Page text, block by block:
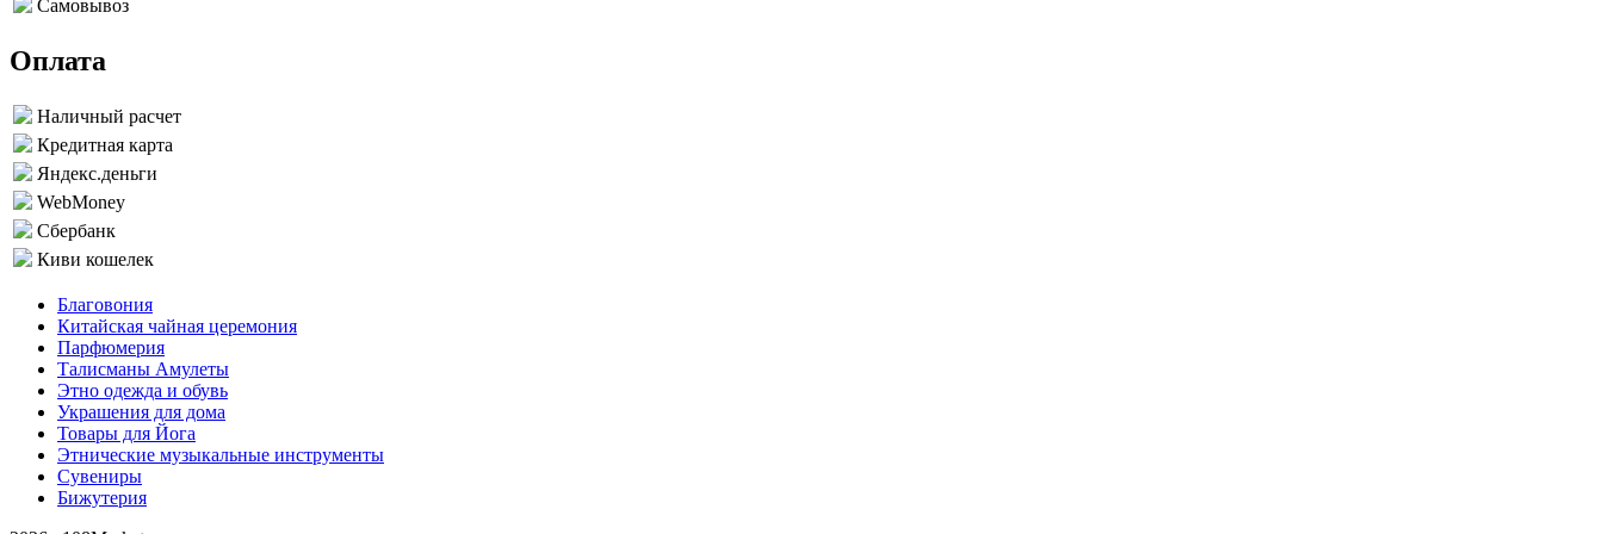
Самовывоз
Оплата
Наличный расчет
Кредитная карта
Яндекс.деньги
WebMoney
Сбербанк
Киви кошелек
Благовония
Китайская чайная церемония
Парфюмерия
Талисманы Амулеты
Этно одежда и обувь
Украшения для дома
Товары для Йога
Этнические музыкальные инструменты
Сувениры
Бижутерия